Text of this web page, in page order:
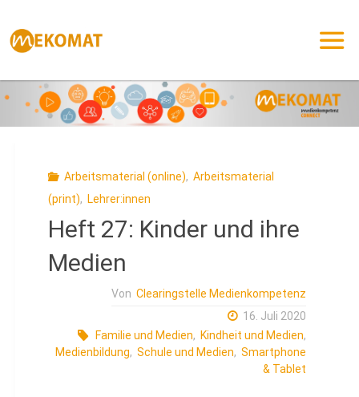
Inhalt
springen
Arbeitsmaterial (online), Arbeitsmaterial
(print), Lehrer:innen
Heft 27: Kinder und ihre
Medien
Von Clearingstelle Medienkompetenz
16. Juli 2020
Familie und Medien, Kindheit und Medien,
Medienbildung, Schule und Medien, Smartphone
& Tablet